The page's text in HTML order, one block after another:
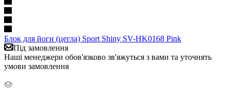
Блок для йоги (цегла) Sport Shiny SV-HK0168 Pink
Під замовлення
Наші менеджери обов'язково зв'яжуться з вами та уточнять
умови замовлення